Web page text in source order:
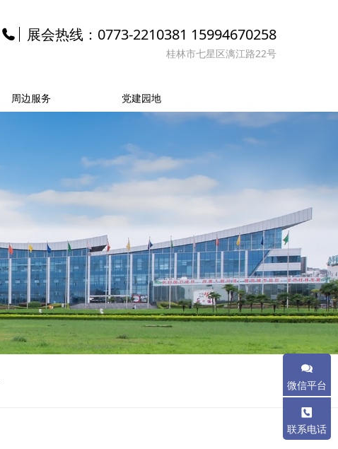
展会热线：0773-2210381 15994670258
桂林市七星区漓江路22号
周边服务 党建园地
微信平台
联系电话